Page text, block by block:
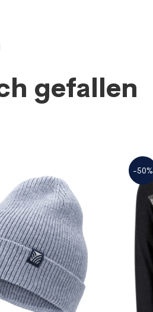
gefallen
-50%